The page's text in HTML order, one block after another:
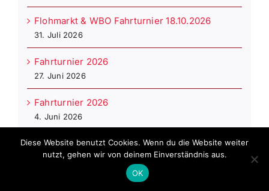
Flohmarkt & WBO Fahrturnier 18.10.2026
31. Juli 2026
Fahrturnier 2026
27. Juni 2026
Fahrturnier 2026
4. Juni 2026
Kreismeisterschaft 2026
2. Juni 2026
Verabschiedung Bernd Richter
Diese Website benutzt Cookies. Wenn du die Website weiter
nutzt, gehen wir von deinem Einverständnis aus.
OK